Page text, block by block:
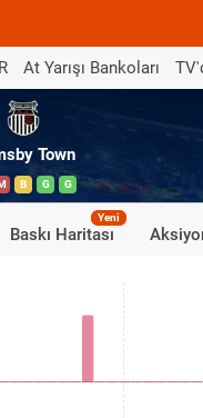
At Yarışı Bankoları
Town
B G G
Baskı Haritası
Yeni